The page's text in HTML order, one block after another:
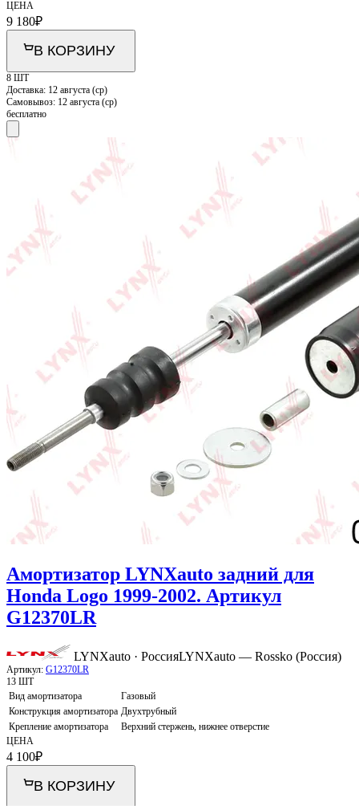
ЦЕНА
9 180₽
В КОРЗИНУ
8 ШТ
Доставка: 12 августа (ср)
Самовывоз: 12 августа (ср)
бесплатно
Амортизатор LYNXauto задний для
Honda Logo 1999-2002. Артикул
G12370LR
LYNXauto · РоссияLYNXauto — Rossko (Россия)
Артикул: G12370LR
13 ШТ
Вид амортизатора
Газовый
Конструкция амортизатора Двухтрубный
Крепление амортизатора
Верхний стержень, нижнее отверстие
ЦЕНА
4 100₽
В КОРЗИНУ